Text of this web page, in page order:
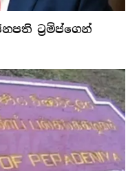
ට්‍රම්ප්ගෙන්